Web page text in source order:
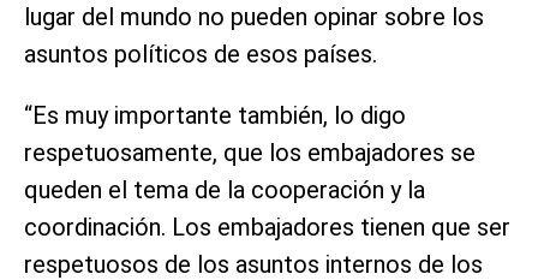
lugar del mundo no pueden opinar sobre los
asuntos políticos de esos países.
“Es muy importante también, lo digo
respetuosamente, que los embajadores se
queden el tema de la cooperación y la
coordinación. Los embajadores tienen que ser
respetuosos de los asuntos internos de los